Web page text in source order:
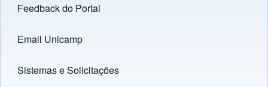
Footer menu
Feedback do Portal
Links
Email Unicamp
(opens in new tab)
Sistemas e Solicitações
(opens in new tab)